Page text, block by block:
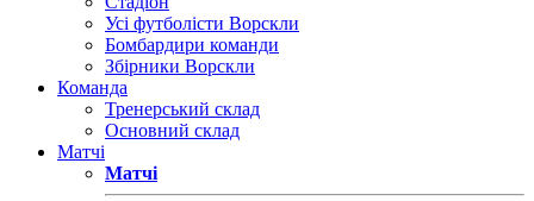
Усі футболісти Ворскли
Бомбардири команди
Збірники Ворскли
Команда
Тренерський склад
Основний склад
Матчі
Матчі